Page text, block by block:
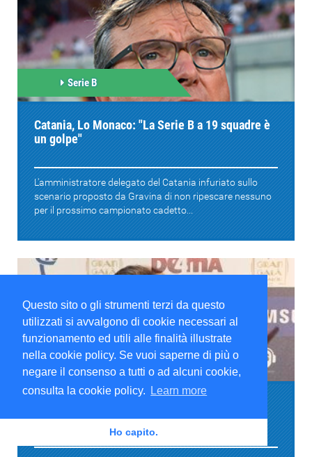
Questo sito o gli strumenti terzi da questo
utilizzati si avvalgono di cookie necessari al
funzionamento ed utili alle finalità illustrate
nella cookie policy. Se vuoi saperne di più o
negare il consenso a tutti o ad alcuni cookie,
consulta la cookie policy.
Learn more
Ho capito.
Serie B
Catania, Lo Monaco: "La Serie B a 19 squadre è
un golpe"
L'amministratore delegato del Catania infuriato sullo
scenario proposto da Gravina di non ripescare nessuno
per il prossimo campionato cadetto...
Notizie Calcio